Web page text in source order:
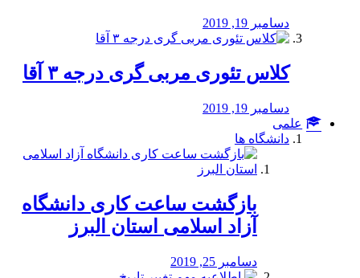
دسامبر 19, 2019
کلاس تئوری مربی گری درجه ۳ آقا
دسامبر 19, 2019
علمی
دانشگاه ها
بازگشت ساعت کاری دانشگاه
آزاد اسلامی استان البرز
دسامبر 25, 2019